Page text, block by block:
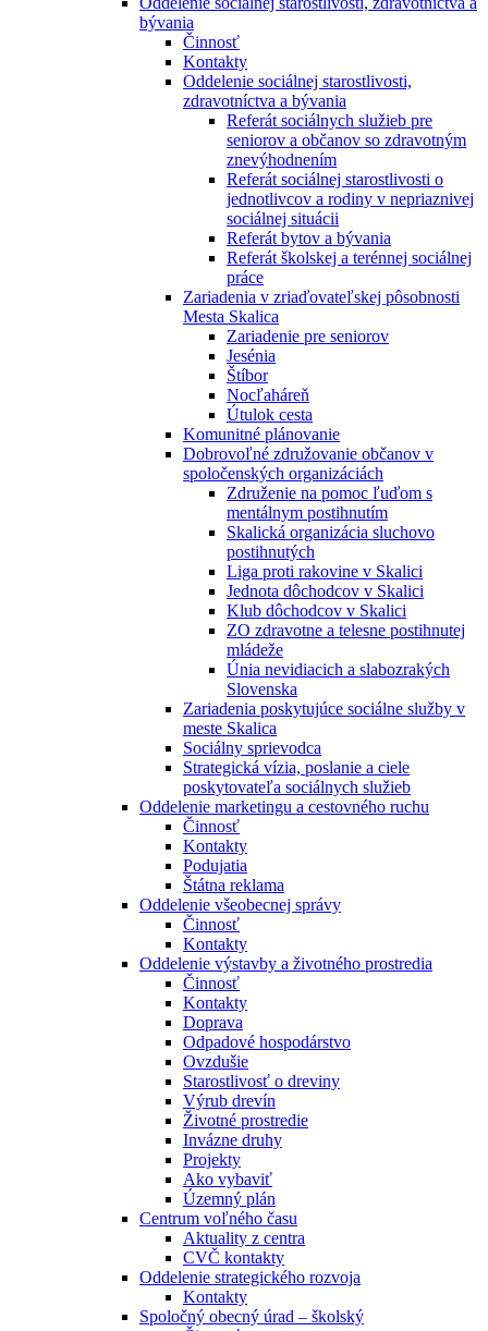
bývania
Činnosť
Kontakty
Oddelenie sociálnej starostlivosti,
zdravotníctva a bývania
Referát sociálnych služieb pre
seniorov a občanov so zdravotným
znevýhodnením
Referát sociálnej starostlivosti o
jednotlivcov a rodiny v nepriaznivej
sociálnej situácii
Referát bytov a bývania
Referát školskej a terénnej sociálnej
práce
Zariadenia v zriaďovateľskej pôsobnosti
Mesta Skalica
Zariadenie pre seniorov
Jesénia
Štíbor
Nocľaháreň
Útulok cesta
Komunitné plánovanie
Dobrovoľné združovanie občanov v
spoločenských organizáciách
Združenie na pomoc ľuďom s
mentálnym postihnutím
Skalická organizácia sluchovo
postihnutých
Liga proti rakovine v Skalici
Jednota dôchodcov v Skalici
Klub dôchodcov v Skalici
ZO zdravotne a telesne postihnutej
mládeže
Únia nevidiacich a slabozrakých
Slovenska
Zariadenia poskytujúce sociálne služby v
meste Skalica
Sociálny sprievodca
Strategická vízia, poslanie a ciele
poskytovateľa sociálnych služieb
Oddelenie marketingu a cestovného ruchu
Činnosť
Kontakty
Podujatia
Štátna reklama
Oddelenie všeobecnej správy
Činnosť
Kontakty
Oddelenie výstavby a životného prostredia
Činnosť
Kontakty
Doprava
Odpadové hospodárstvo
Ovzdušie
Starostlivosť o dreviny
Výrub drevín
Životné prostredie
Invázne druhy
Projekty
Ako vybaviť
Územný plán
Centrum voľného času
Aktuality z centra
CVČ kontakty
Oddelenie strategického rozvoja
Kontakty
Spoločný obecný úrad – školský